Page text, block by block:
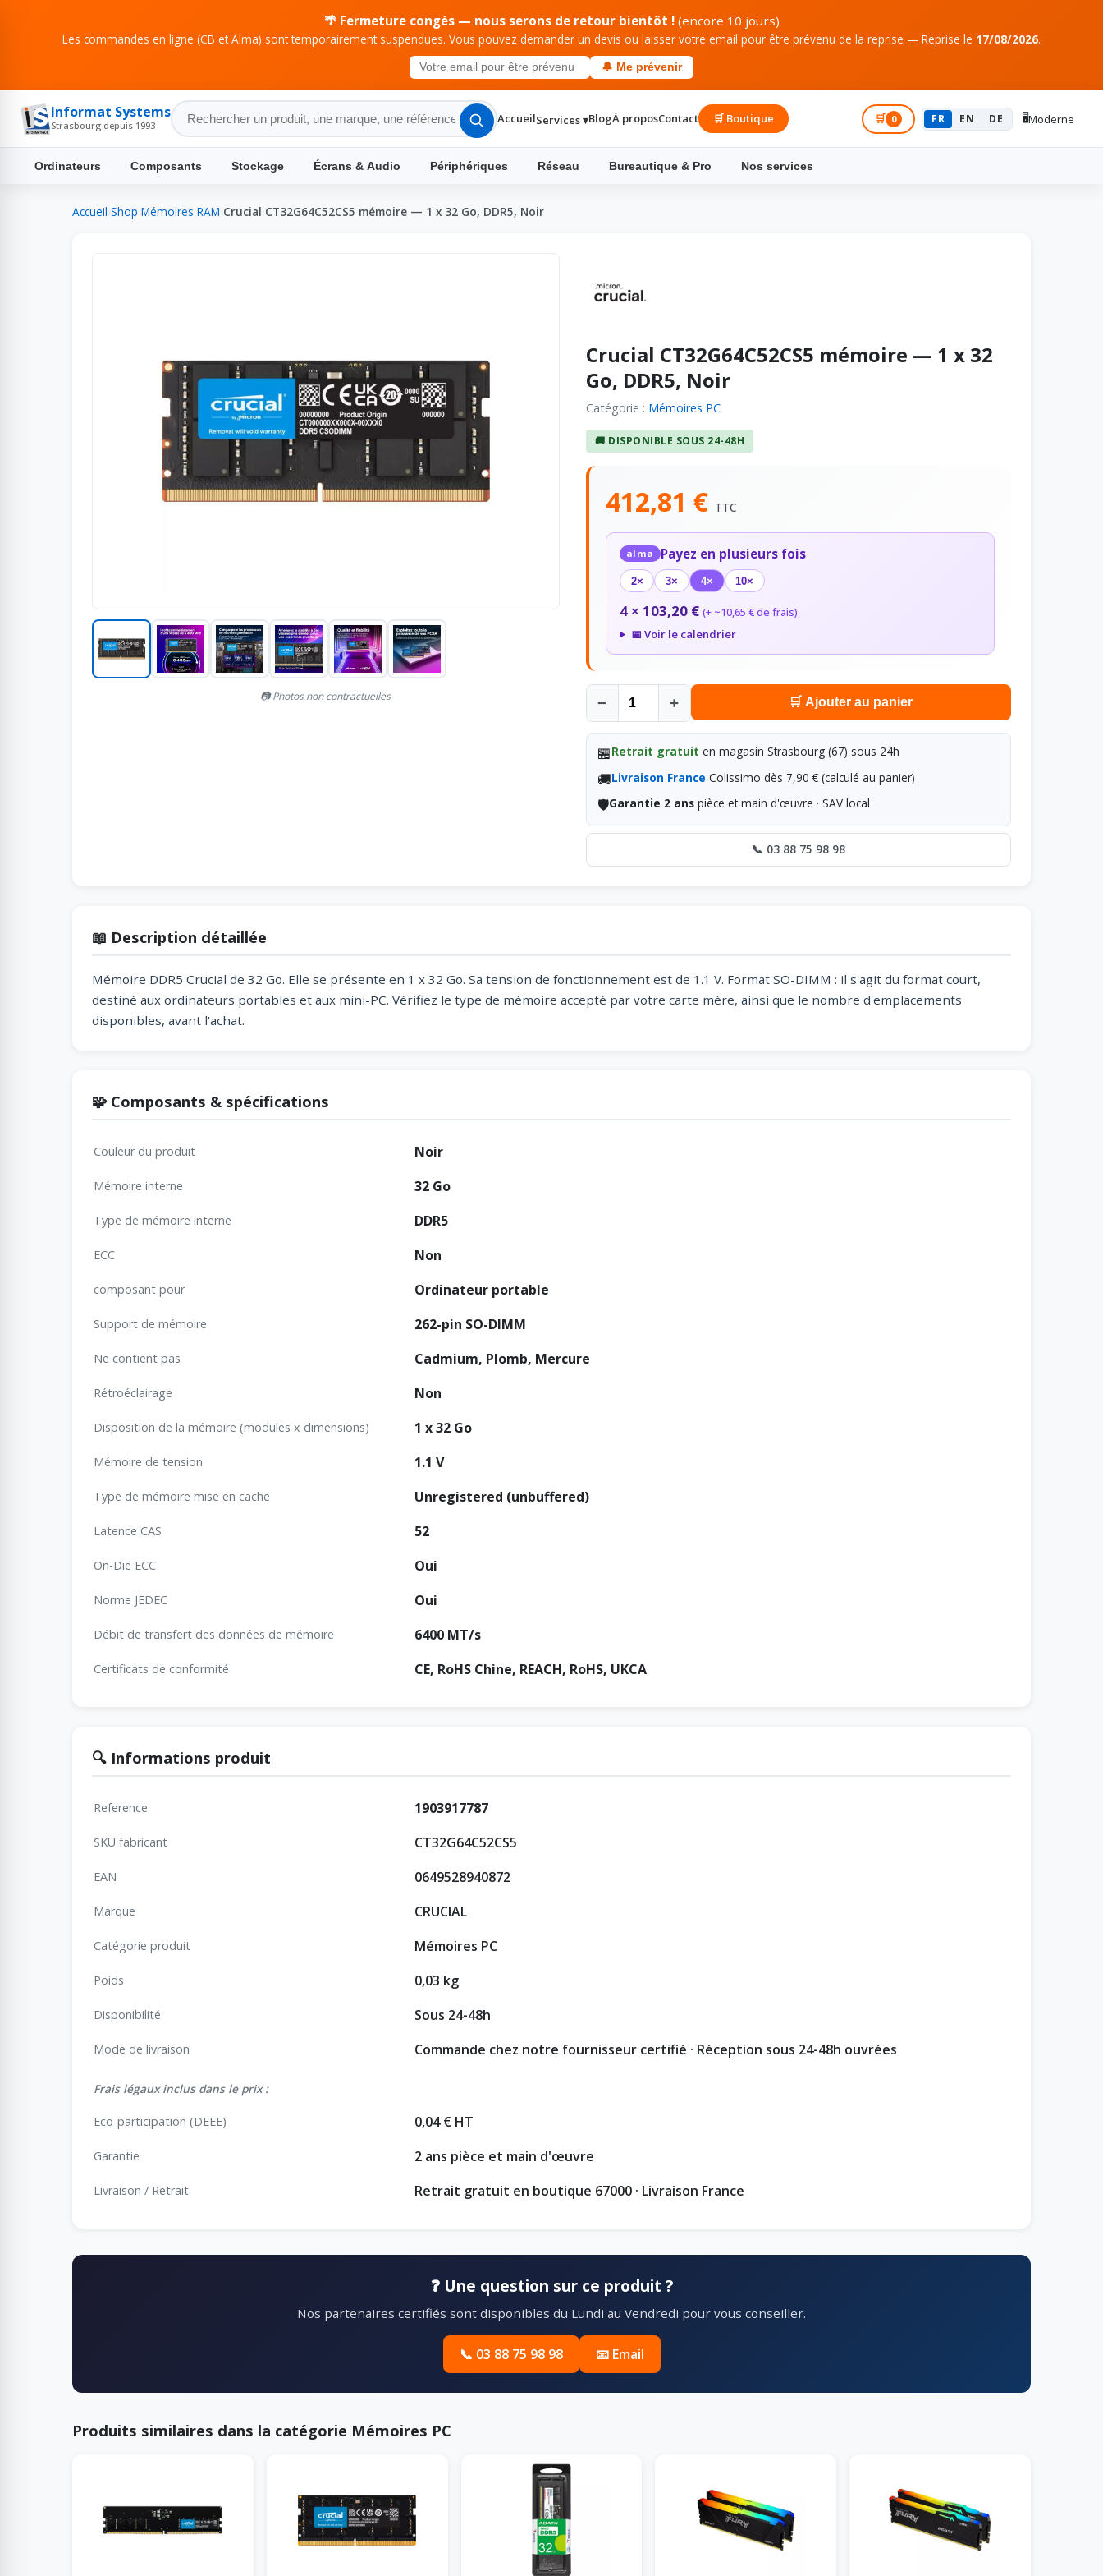
🌴 Fermeture congés — nous serons de retour bientôt !(encore 10 jours)
Les commandes en ligne (CB et Alma) sont temporairement suspendues. Vous pouvez demander un devis ou laisser votre email pour être prévenu de la reprise — Reprise le 17/08/2026.
🔔 Me prévenir
Informat Systems
Strasbourg depuis 1993 AccueilServices ▾BlogÀ proposContact 🛒 Boutique 🛒 0 FR EN DE 🖥️Moderne
Ordinateurs Composants Stockage Écrans & Audio Périphériques Réseau Bureautique & Pro Nos services
Accueil Shop Mémoires RAM Crucial CT32G64C52CS5 mémoire — 1 x 32 Go, DDR5, Noir
📷 Photos non contractuelles
Crucial CT32G64C52CS5 mémoire — 1 x 32
Go, DDR5, Noir
Catégorie : Mémoires PC
🚚 DISPONIBLE SOUS 24-48H
412,81 € TTC
alma Payez en plusieurs fois
2× 3× 4× 10×
4 × 103,20 € (+ ~10,65 € de frais)
📅 Voir le calendrier
− + 🛒 Ajouter au panier
🏪Retrait gratuit en magasin Strasbourg (67) sous 24h
🚚Livraison France Colissimo dès 7,90 € (calculé au panier)
🛡️Garantie 2 ans pièce et main d'œuvre · SAV local
📞 03 88 75 98 98
📖 Description détaillée
Mémoire DDR5 Crucial de 32 Go. Elle se présente en 1 x 32 Go. Sa tension de fonctionnement est de 1.1 V. Format SO-DIMM : il s'agit du format court,
destiné aux ordinateurs portables et aux mini-PC. Vérifiez le type de mémoire accepté par votre carte mère, ainsi que le nombre d'emplacements
disponibles, avant l'achat.
🧩 Composants & spécifications
Couleur du produit Noir
Mémoire interne 32 Go
Type de mémoire interne DDR5
ECC Non
composant pour Ordinateur portable
Support de mémoire 262-pin SO-DIMM
Ne contient pas Cadmium, Plomb, Mercure
Rétroéclairage Non
Disposition de la mémoire (modules x dimensions) 1 x 32 Go
Mémoire de tension 1.1 V
Type de mémoire mise en cache Unregistered (unbuffered)
Latence CAS 52
On-Die ECC Oui
Norme JEDEC Oui
Débit de transfert des données de mémoire 6400 MT/s
Certificats de conformité CE, RoHS Chine, REACH, RoHS, UKCA
🔍 Informations produit
Reference 1903917787
SKU fabricant CT32G64C52CS5
EAN 0649528940872
Marque CRUCIAL
Catégorie produit Mémoires PC
Poids 0,03 kg
Disponibilité Sous 24-48h
Mode de livraison Commande chez notre fournisseur certifié · Réception sous 24-48h ouvrées
Frais légaux inclus dans le prix :
Eco-participation (DEEE) 0,04 € HT
Garantie 2 ans pièce et main d'œuvre
Livraison / Retrait Retrait gratuit en boutique 67000 · Livraison France
❓ Une question sur ce produit ?
Nos partenaires certifiés sont disponibles du Lundi au Vendredi pour vous conseiller.
📞 03 88 75 98 98 📧 Email
Produits similaires dans la catégorie Mémoires PC